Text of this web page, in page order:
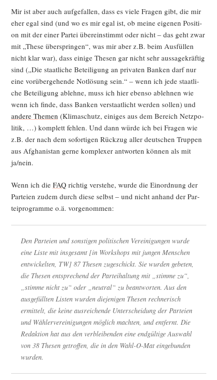
Mir ist aber auch auf­ge­fal­len, dass es vie­le Fra­gen gibt, die mir
eher egal sind (und wo es mir egal ist, ob mei­ne eige­nen Posi­ti­
on mit der einer Par­tei über­ein­stimmt oder nicht – das geht zwar
mit „The­se über­sprin­gen“, was mir aber z.B. beim Aus­fül­len
nicht klar war), dass eini­ge The­sen gar nicht sehr aus­sa­ge­kräf­tig
sind („Die staat­li­che Betei­li­gung an pri­va­ten Ban­ken darf nur
eine vor­über­ge­hen­de Not­lö­sung sein.“ – wenn ich jede staat­li­
che Betei­li­gung ableh­ne, muss ich hier eben­so ableh­nen wie
wenn ich fin­de, dass Ban­ken ver­staat­licht wer­den sol­len) und
ande­re The­men (Kli­ma­schutz, eini­ges aus dem Bereich Netz­po­
li­tik, …) kom­plett feh­len. Und dann wür­de ich bei Fra­gen wie
z.B. der nach dem sofor­ti­gen Rück­zug aller deut­schen Trup­pen
aus Afgha­ni­stan ger­ne kom­ple­xer ant­wor­ten kön­nen als mit
ja/nein.
Wenn ich die FAQrich­tig ver­ste­he, wur­de die Ein­ord­nung der
Par­tei­en zudem durch die­se selbst – und nicht anhand der Par­
tei­pro­gram­me o.ä. vorgenommen:
Den Par­tei­en und sons­ti­gen poli­ti­schen Ver­ei­ni­gun­gen wur­de
eine Lis­te mit ins­ge­samt [in Work­shops mit jun­gen Men­schen
ent­wi­ckel­ten, TW] 87 The­sen zuge­schickt. Sie wur­den gebe­ten,
die The­sen ent­spre­chend der Par­tei­hal­tung mit „stim­me zu“,
„stim­me nicht zu“ oder „neu­tral“ zu beant­wor­ten. Aus den
aus­ge­füll­ten Lis­ten wur­den die­je­ni­gen The­sen rech­ne­risch
ermit­telt, die kei­ne aus­rei­chen­de Unter­schei­dung der Par­tei­en
und Wäh­ler­ver­ei­ni­gun­gen mög­lich mach­ten, und ent­fernt. Die
Redak­ti­on hat aus den ver­blei­ben­den eine end­gül­ti­ge Aus­wahl
von 38 The­sen getrof­fen, die in den Wahl-O-Mat ein­ge­bun­den
wurden.